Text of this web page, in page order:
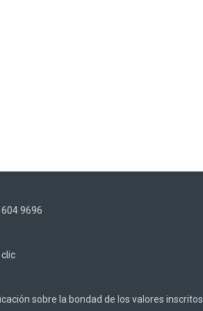
9696
clic
sobre la bondad de los valores inscritos